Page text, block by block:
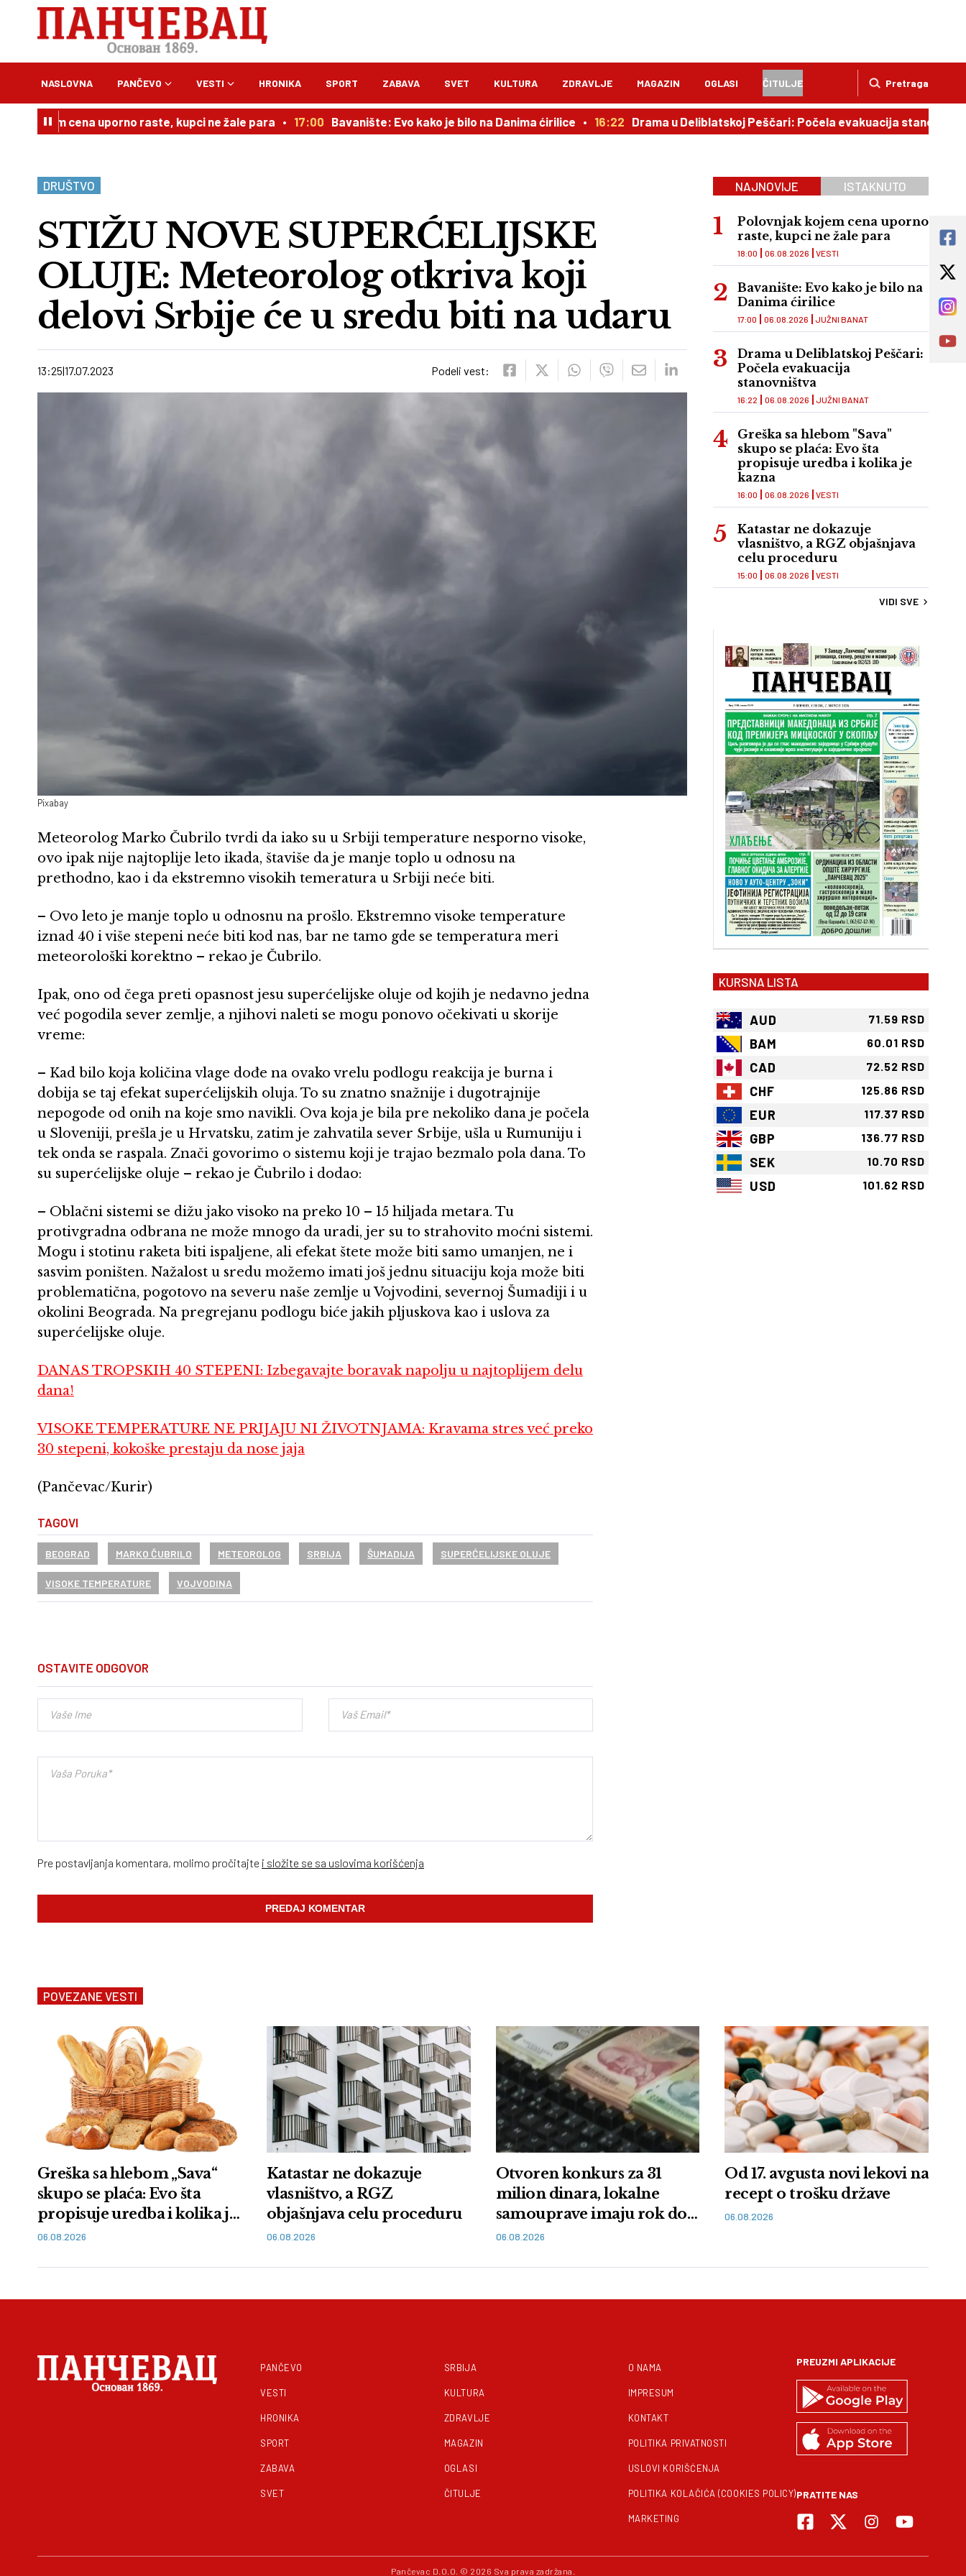
Pretraga
NASLOVNA PANČEVO VESTI HRONIKA SPORT ZABAVA SVET KULTURA ZDRAVLJE MAGAZIN OGLASI ČITULJE
cena uporno raste, kupci ne žale para 17:00 Bavanište: Evo kako je bilo na Danima ćirilice 16:22 Drama u Deliblatskoj Peščari: Počela evakuacija stanovništva
DRUŠTVO
STIŽU NOVE SUPERĆELIJSKE
OLUJE: Meteorolog otkriva koji
delovi Srbije će u sredu biti na udaru
13:25 17.07.2023 Podeli vest:
Pixabay
Meteorolog Marko Čubrilo tvrdi da iako su u Srbiji temperature nesporno visoke,
ovo ipak nije najtoplije leto ikada, štaviše da je manje toplo u odnosu na
prethodno, kao i da ekstremno visokih temeratura u Srbiji neće biti.
– Ovo leto je manje toplo u odnosnu na prošlo. Ekstremno visoke temperature
iznad 40 i više stepeni neće biti kod nas, bar ne tamo gde se temperatura meri
meteorološki korektno – rekao je Čubrilo.
Ipak, ono od čega preti opasnost jesu superćelijske oluje od kojih je nedavno jedna
već pogodila sever zemlje, a njihovi naleti se mogu ponovo očekivati u skorije
vreme:
– Kad bilo koja količina vlage dođe na ovako vrelu podlogu reakcija je burna i
dobija se taj efekat superćelijskih oluja. To su znatno snažnije i dugotrajnije
nepogode od onih na koje smo navikli. Ova koja je bila pre nekoliko dana je počela
u Sloveniji, prešla je u Hrvatsku, zatim je zahvatila sever Srbije, ušla u Rumuniju i
tek onda se raspala. Znači govorimo o sistemu koji je trajao bezmalo pola dana. To
su superćelijske oluje – rekao je Čubrilo i dodao:
– Oblačni sistemi se dižu jako visoko na preko 10 – 15 hiljada metara. Tu
protivgradna odbrana ne može mnogo da uradi, jer su to strahovito moćni sistemi.
Mogu i stotinu raketa biti ispaljene, ali efekat štete može biti samo umanjen, ne i
sasvim poništen. Nažalost u sredu možemo imati još jednu situaciju koja može biti
problematična, pogotovo na severu naše zemlje u Vojvodini, severnoj Šumadiji i u
okolini Beograda. Na pregrejanu podlogu biće jakih pljuskova kao i uslova za
superćelijske oluje.
DANAS TROPSKIH 40 STEPENI: Izbegavajte boravak napolju u najtoplijem delu
dana!
VISOKE TEMPERATURE NE PRIJAJU NI ŽIVOTNJAMA: Kravama stres već preko
30 stepeni, kokoške prestaju da nose jaja
(Pančevac/Kurir)
TAGOVI
BEOGRAD MARKO ČUBRILO METEOROLOG SRBIJA ŠUMADIJA SUPERĆELIJSKE OLUJE
VISOKE TEMPERATURE VOJVODINA
OSTAVITE ODGOVOR
Pre postavljanja komentara, molimo pročitajte i složite se sa uslovima korišćenja
NAJNOVIJE ISTAKNUTO
Polovnjak kojem cena uporno
raste, kupci ne žale para
VESTI
18:00 06.08.2026
Bavanište: Evo kako je bilo na
Danima ćirilice
JUŽNI BANAT
17:00 06.08.2026
Drama u Deliblatskoj Peščari:
Počela evakuacija
stanovništva
JUŽNI BANAT
16:22 06.08.2026
Greška sa hlebom "Sava"
skupo se plaća: Evo šta
propisuje uredba i kolika je
kazna
VESTI
16:00 06.08.2026
Katastar ne dokazuje
vlasništvo, a RGZ objašnjava
celu proceduru
VESTI
15:00 06.08.2026
VIDI SVE
KURSNA LISTA
AUD 71.59 RSD
BAM 60.01 RSD
CAD 72.52 RSD
CHF 125.86 RSD
EUR 117.37 RSD
GBP 136.77 RSD
SEK 10.70 RSD
USD 101.62 RSD
POVEZANE VESTI
Greška sa hlebom „Sava“
skupo se plaća: Evo šta
propisuje uredba i kolika je
kazna
06.08.2026
Katastar ne dokazuje
vlasništvo, a RGZ
objašnjava celu proceduru
06.08.2026
Otvoren konkurs za 31
milion dinara, lokalne
samouprave imaju rok do
11. avgusta
06.08.2026
Od 17. avgusta novi lekovi na
recept o trošku države
06.08.2026
PANČEVO
VESTI
HRONIKA
SPORT
ZABAVA
SVET
SRBIJA
KULTURA
ZDRAVLJE
MAGAZIN
OGLASI
ČITULJE
O NAMA
IMPRESUM
KONTAKT
POLITIKA PRIVATNOSTI
USLOVI KORIŠĆENJA
POLITIKA KOLAČIĆA (COOKIES POLICY)
MARKETING
PREUZMI APLIKACIJE
PRATITE NAS
Pančevac D.O.O. © 2026 Sva prava zadržana.